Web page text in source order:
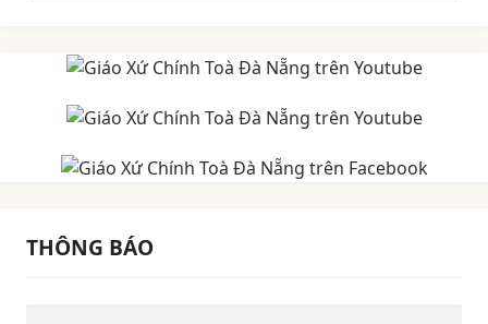
THÔNG BÁO